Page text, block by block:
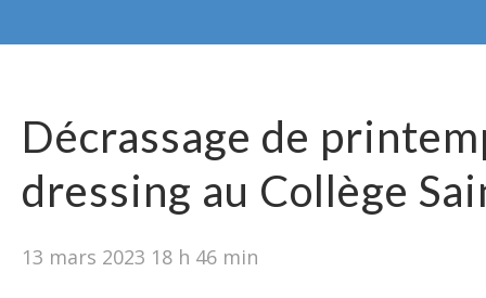
Décrassage de
dressing au Collège
13 mars 2023 18 h 46 min